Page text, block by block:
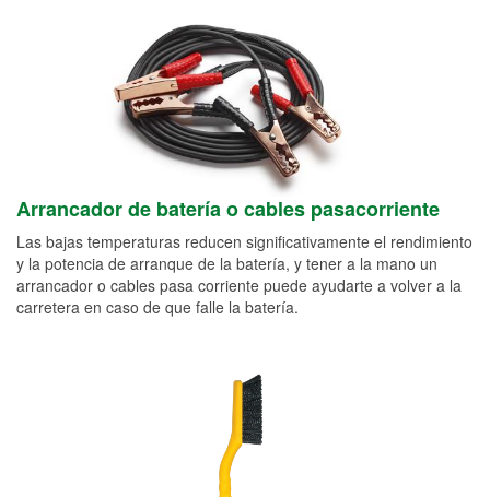
Arrancador de batería o cables pasacorriente
Las bajas temperaturas reducen significativamente el rendimiento
y la potencia de arranque de la batería, y tener a la mano un
arrancador o cables pasa corriente puede ayudarte a volver a la
carretera en caso de que falle la batería.